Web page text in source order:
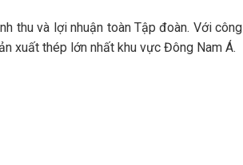
thu và lợi nhuận toàn Tập đoàn. Với công
xuất thép lớn nhất khu vực Đông Nam Á.